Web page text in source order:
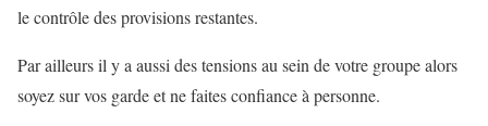
le contrôle des provisions restantes.
Par ailleurs il y a aussi des tensions au sein de votre groupe alors
soyez sur vos garde et ne faites confiance à personne.